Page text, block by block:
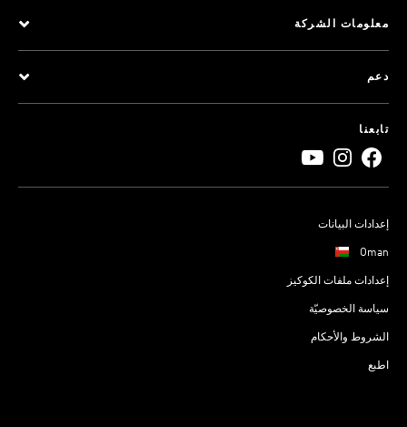
معلومات الشركة
دعم
تابعنا
إعدادات البيانات
Oman
إعدادات ملفات الكوكيز
سياسة الخصوصيّة
الشروط والأحكام
اطبع